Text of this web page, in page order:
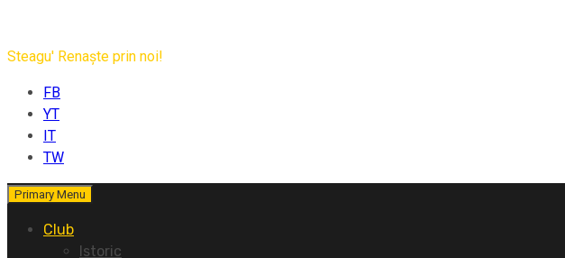
Steagu' Renaște prin noi!
FB
YT
IT
TW
Primary Menu
Club
Istoric